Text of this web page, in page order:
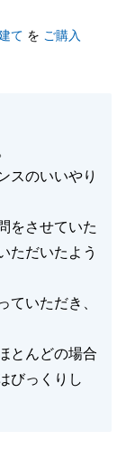
て を ご購入
スのいいやり
をさせていた
ただいたよう
ていただき、
とんどの場合
びっくりし